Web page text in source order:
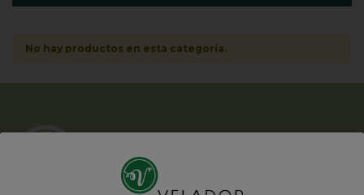
No hay productos en esta categoría.